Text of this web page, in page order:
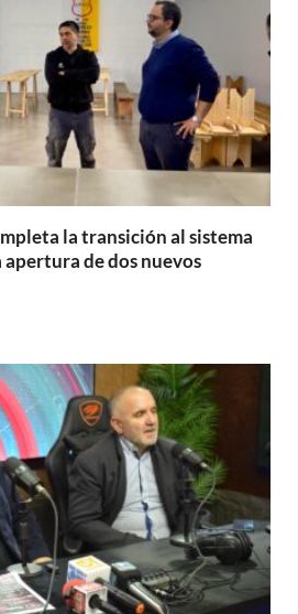
la transición al sistema
apertura de dos nuevos